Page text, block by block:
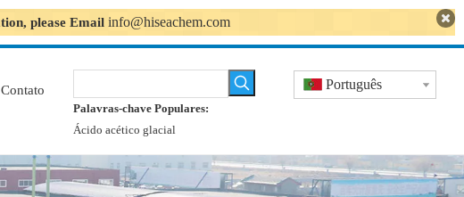
please Email info@hiseachem.com
Contato
Palavras-chave Populares:
Ácido acético glacial
Português